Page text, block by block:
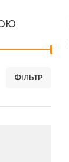
ФІЛЬТР